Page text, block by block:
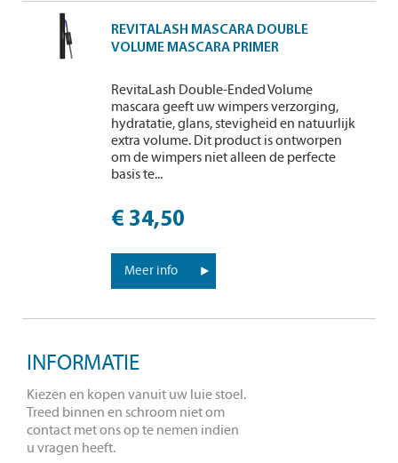
REVITALASH MASCARA DOUBLE
VOLUME MASCARA PRIMER
RevitaLash Double-Ended Volume
mascara geeft uw wimpers verzorging,
hydratatie, glans, stevigheid en natuurlijk
extra volume. Dit product is ontworpen
om de wimpers niet alleen de perfecte
basis te...
€ 34,50
Meer info
INFORMATIE
Kiezen en kopen vanuit uw luie stoel.
Treed binnen en schroom niet om
contact met ons op te nemen indien
u vragen heeft.